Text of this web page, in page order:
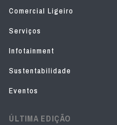
Comercial Ligeiro
Serviços
Infotainment
Sustentabilidade
Eventos
ÚLTIMA EDIÇÃO